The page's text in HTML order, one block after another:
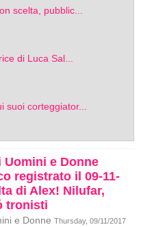
scelta, pubblic...
di Luca Sal...
suoi corteggiator...
e Donne
registrato il 09-11-
di Alex! Nilufar,
tronisti
e Donne Thursday, 09/11/2017